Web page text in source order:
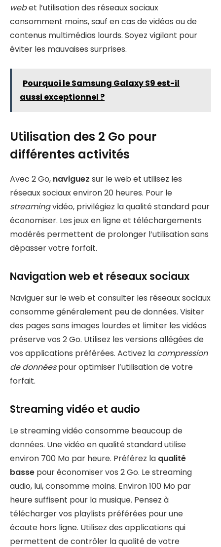
webet l’utilisation des réseaux sociaux
consomment moins, sauf en cas de vidéos ou de
contenus multimédias lourds. Soyez vigilant pour
éviter les mauvaises surprises.
Pourquoi le Samsung Galaxy S9 est-il
aussi exceptionnel ?
Utilisation des 2 Go pour
différentes activités
Avec 2 Go, naviguez sur le web et utilisez les
réseaux sociaux environ 20 heures. Pour le
streamingvidéo, privilégiez la qualité standard pour
économiser. Les jeux en ligne et téléchargements
modérés permettent de prolonger l’utilisation sans
dépasser votre forfait.
Navigation web et réseaux sociaux
Naviguer sur le web et consulter les réseaux sociaux
consomme généralement peu de données. Visiter
des pages sans images lourdes et limiter les vidéos
préserve vos 2 Go. Utilisez les versions allégées de
vos applications préférées. Activez la compression
de donnéespour optimiser l’utilisation de votre
forfait.
Streaming vidéo et audio
Le streaming vidéo consomme beaucoup de
données. Une vidéo en qualité standard utilise
environ 700 Mo par heure. Préférez la qualité
basse pour économiser vos 2 Go. Le streaming
audio, lui, consomme moins. Environ 100 Mo par
heure suffisent pour la musique. Pensez à
télécharger vos playlists préférées pour une
écoute hors ligne. Utilisez des applications qui
permettent de contrôler la qualité de votre